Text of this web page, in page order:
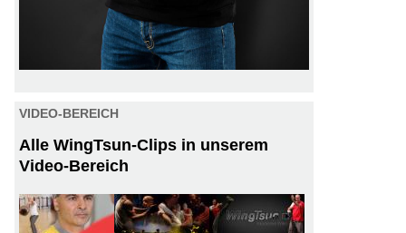
VIDEO-BEREICH
Alle WingTsun-Clips in unserem
Video-Bereich